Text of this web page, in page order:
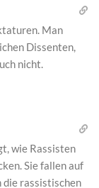
Man
Dissenten,
nicht.
wie Rassisten
Sie fallen auf
die rassistischen